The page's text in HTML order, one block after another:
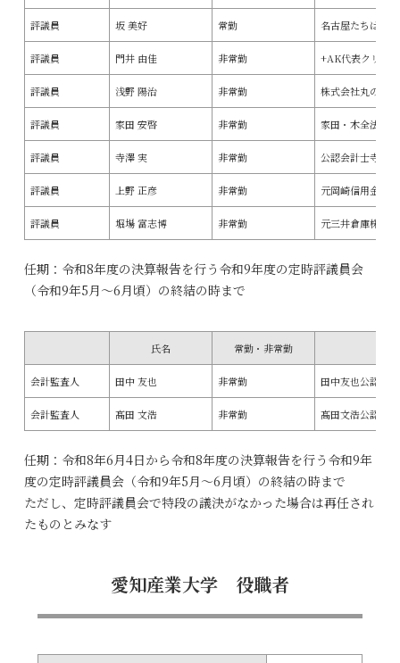
評議員 坂 美好 常勤 名古屋たちばな
評議員 門井 由佳 非常勤 +AK代表クリエ
評議員 浅野 陽治 非常勤 株式会社丸の内
評議員 家田 安啓 非常勤 家田・木全法律
評議員 寺澤 実 非常勤 公認会計士寺澤
評議員 上野 正彦 非常勤 元岡崎信用金庫
評議員 堀場 富志博 非常勤 元三井倉庫株式
任期：令和8年度の決算報告を行う令和9年度の定時評議員会
（令和9年5月～6月頃）の終結の時まで
氏名 常勤・非常勤
会計監査人 田中 友也 非常勤 田中友也公認会
会計監査人 髙田 文浩 非常勤 髙田文浩公認会
任期：令和8年6月4日から令和8年度の決算報告を行う令和9年
度の定時評議員会（令和9年5月～6月頃）の終結の時まで
ただし、定時評議員会で特段の議決がなかった場合は再任され
たものとみなす
愛知産業大学 役職者